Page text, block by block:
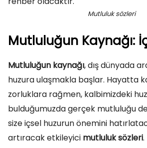
Mutluluk sözleri
Mutluluğun Kaynağı:
Mutluluğun kaynağı, dış dünyada
huzura ulaşmakla başlar. Hayatta
zorluklara rağmen, kalbimizdeki
bulduğumuzda gerçek mutluluğu
size içsel huzurun önemini
artıracak etkileyici mutluluk sözleri.